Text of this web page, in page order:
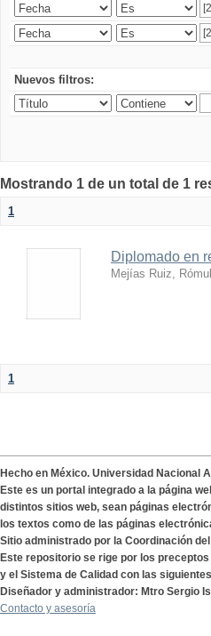
Nuevos filtros:
Mostrando 1 de un total de 1
1
Diplomado en
Mejías Ruiz,
1
Hecho en México. Universidad Nacional
Este es un portal integrado a la página
distintos sitios web, sean páginas
los textos como de las páginas
Sitio administrado por la Coordinación
Este repositorio se rige por los
y el Sistema de Calidad con las
Diseñador y administrador: Mtro Sergio
Contacto y asesoría